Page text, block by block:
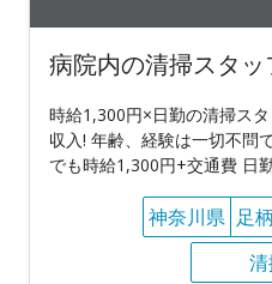
病院内の清掃スタッ
時給1,300円×日勤の清掃ス
収入! 年齢、経験は一切不問
でも時給1,300円+交通費 日
神奈川県 足